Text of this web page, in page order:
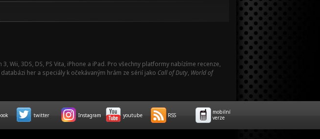
Wii, 3DS, DS, PS Vita, iPhone a iPad. Pro všechny platformy nabízíme recenze,
her a speciály k očekávaným hrám ze sérií jako Call of Duty, World of
twitter Instagram youtube RSS
mobilní
verze